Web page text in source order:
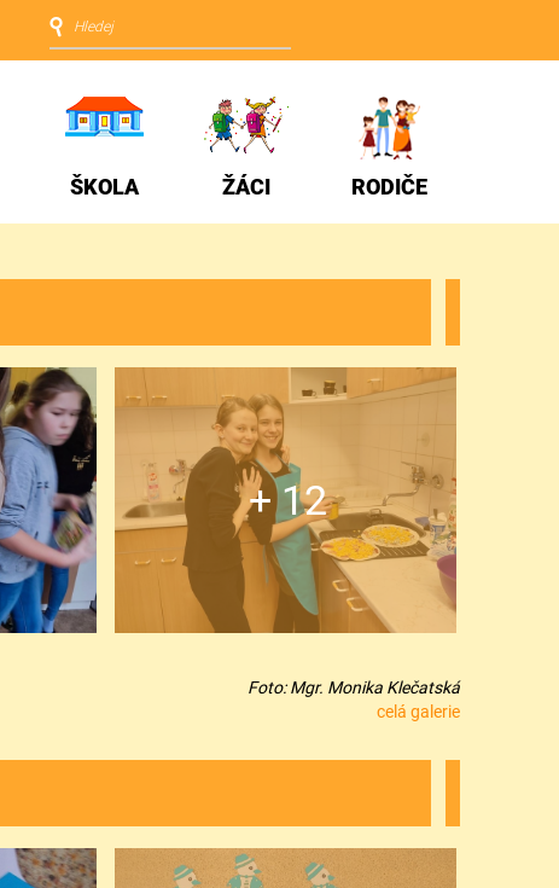
ŠKOLA ŽÁCI RODIČE
+ 12
Foto: Mgr. Monika Klečatská
celá galerie